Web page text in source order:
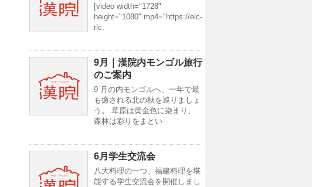
[video width="1728"
height="1080" mp4="https://elc-
rlc.
9月｜漢院内モンゴル旅行
のご案内
9 月の内モンゴルへ、一年で最
も癒される北の秋を巡りましょ
う。 草原は黄金色に染まり、
森林は彩りをまとい
6月学生交流会
八大料理の一つ、福建料理を堪
能する学生交流会を開催しまし